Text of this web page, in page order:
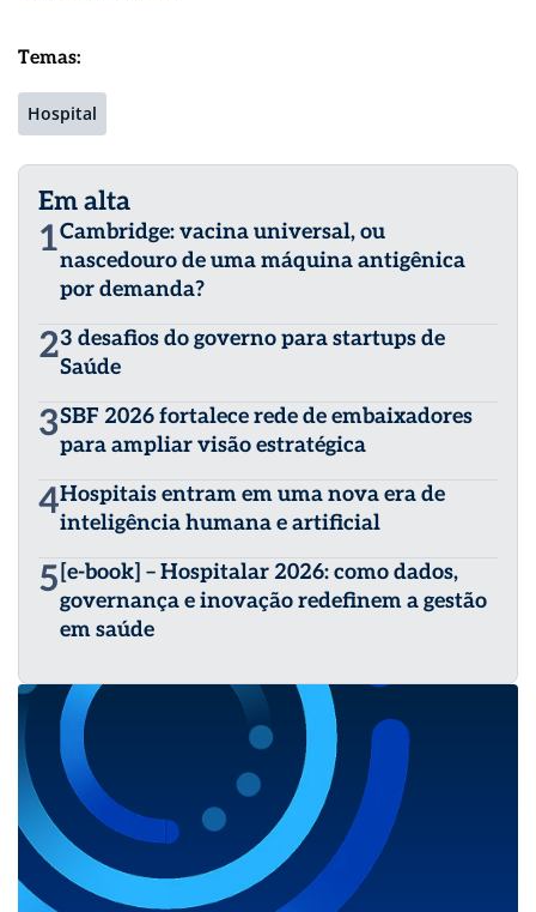
Temas:
Hospital
Em alta
1Cambridge: vacina universal, ou
nascedouro de uma máquina antigênica
por demanda?
23 desafios do governo para startups de
Saúde
3SBF 2026 fortalece rede de embaixadores
para ampliar visão estratégica
4Hospitais entram em uma nova era de
inteligência humana e artificial
5 [e-book] – Hospitalar 2026: como dados,
governança e inovação redefinem a gestão
em saúde